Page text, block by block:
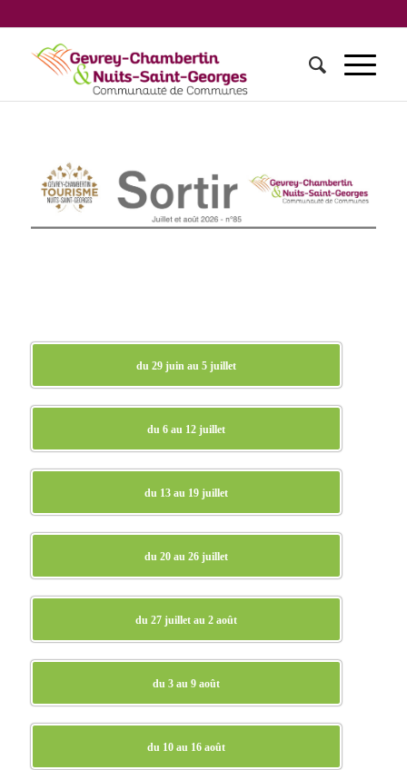
du 29 juin au 5 juillet
du 6 au 12 juillet
du 13 au 19 juillet
du 20 au 26 juillet
du 27 juillet au 2 août
du 3 au 9 août
du 10 au 16 août